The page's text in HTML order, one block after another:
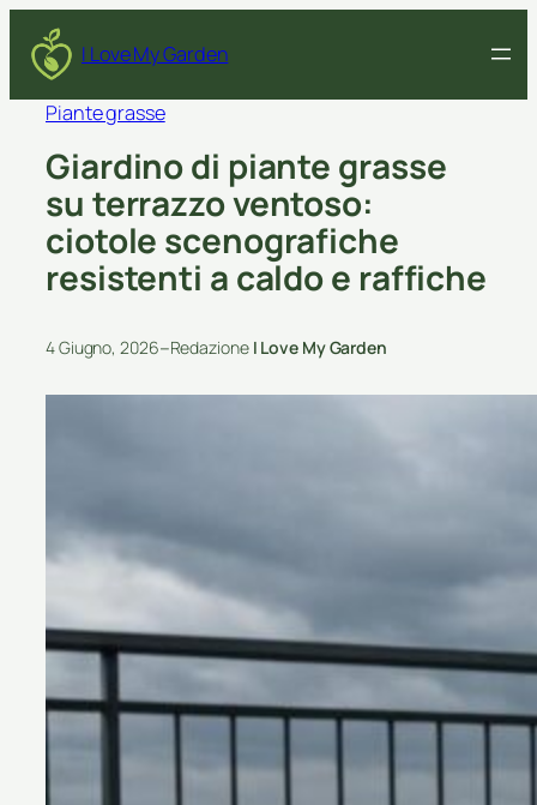
I Love My Garden
Piante grasse
Giardino di piante grasse
su terrazzo ventoso:
ciotole scenografiche
resistenti a caldo e raffiche
4 Giugno, 2026–Redazione I Love My Garden